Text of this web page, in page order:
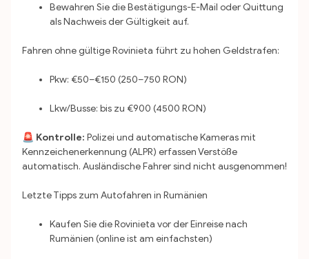
Bewahren Sie die Bestätigungs-E-Mail oder Quittung
als Nachweis der Gültigkeit auf.
Fahren ohne gültige Rovinieta führt zu hohen Geldstrafen:
Pkw: €50–€150 (250–750 RON)
Lkw/Busse: bis zu €900 (4500 RON)
🚨 Kontrolle: Polizei und automatische Kameras mit
Kennzeichenerkennung (ALPR) erfassen Verstöße
automatisch. Ausländische Fahrer sind nicht ausgenommen!
Letzte Tipps zum Autofahren in Rumänien
Kaufen Sie die Rovinieta vor der Einreise nach
Rumänien (online ist am einfachsten)